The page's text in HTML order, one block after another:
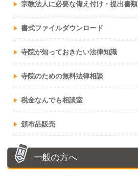
宗教法人に必要な備え付け・提出書類
書式ファイルダウンロード
寺院が知っておきたい法律知識
寺院のための無料法律相談
税金なんでも相談室
頒布品販売
一般の方へ